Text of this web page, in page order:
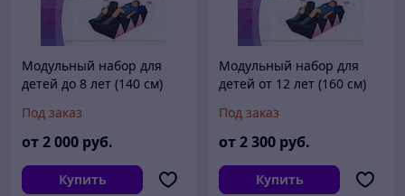
Модульный набор для
детей до 8 лет (140 см)
Под заказ
от2 000 руб.
Купить
Модульный набор для
детей от 12 лет (160 см)
Под заказ
от2 300 руб.
Купить